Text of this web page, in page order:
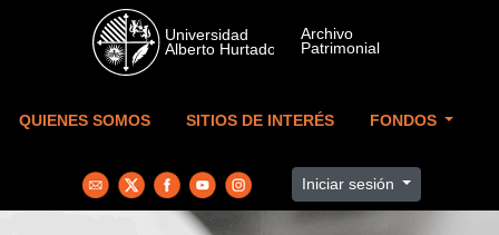
Skip to main content
QUIENES SOMOS SITIOS DE INTERÉS FONDOS
Iniciar sesión